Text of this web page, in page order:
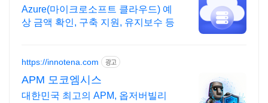
Azure(마이크로소프트 클라우드) 예
상 금액 확인, 구축 지원, 유지보수 등
https://innotena.com 광고
APM 모코엠시스
대한민국 최고의 APM, 옵저버빌리